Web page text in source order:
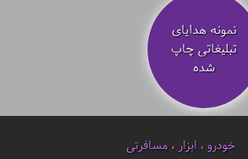
نمونه هدایای
تبلیغاتی چاپ
شده
خودرو ، ابزار ، مسافرتی